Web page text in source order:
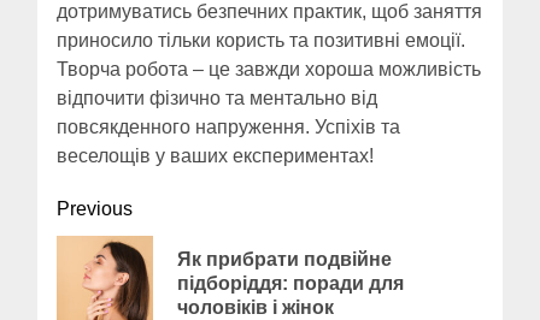
дотримуватись безпечних практик, щоб заняття
приносило тільки користь та позитивні емоції.
Творча робота – це завжди хороша можливість
відпочити фізично та ментально від
повсякденного напруження. Успіхів та
веселощів у ваших експериментах!
Continue
Reading
Previous
Як прибрати подвійне
підборіддя: поради для
чоловіків і жінок